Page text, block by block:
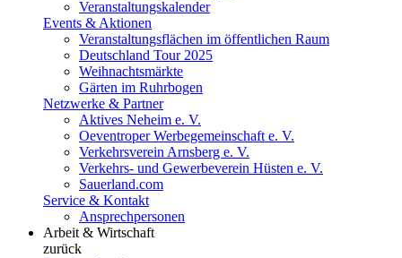
Veranstaltungskalender
Events & Aktionen
Veranstaltungsflächen im öffentlichen Raum
Deutschland Tour 2025
Weihnachtsmärkte
Gärten im Ruhrbogen
Netzwerke & Partner
Aktives Neheim e. V.
Oeventroper Werbegemeinschaft e. V.
Verkehrsverein Arnsberg e. V.
Verkehrs- und Gewerbeverein Hüsten e. V.
Sauerland.com
Service & Kontakt
Ansprechpersonen
Arbeit & Wirtschaft
zurück